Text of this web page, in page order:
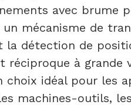
avec brume
un mécanisme de
la détection de
réciproque à grande
choix idéal pour les
machines-outils,